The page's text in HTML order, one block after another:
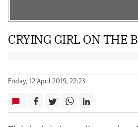
CRYING GIRL ON THE
Friday, 12 April 2019, 22:23